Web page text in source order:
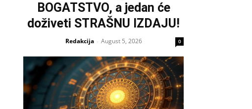
BOGATSTVO, a jedan će
doživeti STRAŠNU IZDAJU!
Redakcija - August 5, 2026 0